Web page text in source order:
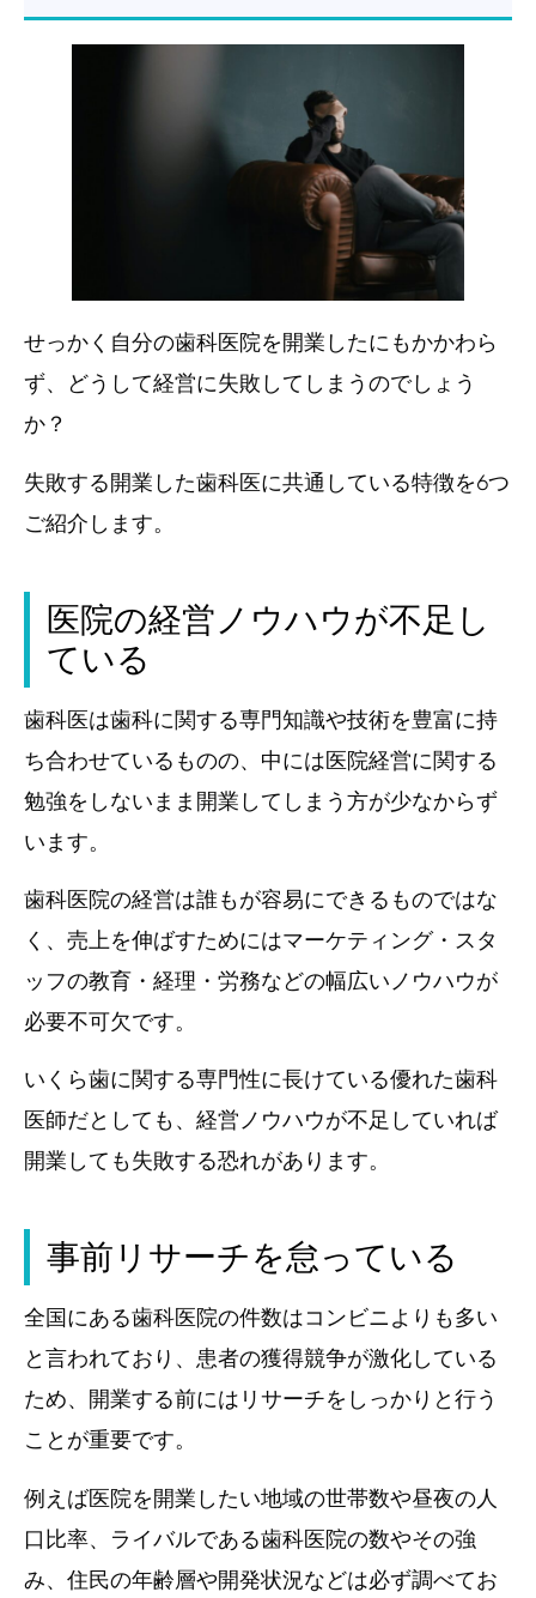
せっかく自分の歯科医院を開業したにもかかわら
ず、どうして経営に失敗してしまうのでしょう
か？
失敗する開業した歯科医に共通している特徴を6つ
ご紹介します。
医院の経営ノウハウが不足し
ている
歯科医は歯科に関する専門知識や技術を豊富に持
ち合わせているものの、中には医院経営に関する
勉強をしないまま開業してしまう方が少なからず
います。
歯科医院の経営は誰もが容易にできるものではな
く、売上を伸ばすためにはマーケティング・スタ
ッフの教育・経理・労務などの幅広いノウハウが
必要不可欠です。
いくら歯に関する専門性に長けている優れた歯科
医師だとしても、経営ノウハウが不足していれば
開業しても失敗する恐れがあります。
事前リサーチを怠っている
全国にある歯科医院の件数はコンビニよりも多い
と言われており、患者の獲得競争が激化している
ため、開業する前にはリサーチをしっかりと行う
ことが重要です。
例えば医院を開業したい地域の世帯数や昼夜の人
口比率、ライバルである歯科医院の数やその強
み、住民の年齢層や開発状況などは必ず調べてお